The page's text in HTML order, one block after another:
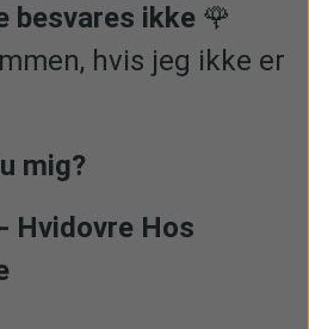
besvares ikke 🌹
hvis jeg ikke er
mig?
Hvidovre Hos